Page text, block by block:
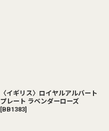
〈イギリス〉ロイヤルアルバート
プレート ラベンダーローズ
[BB1383]